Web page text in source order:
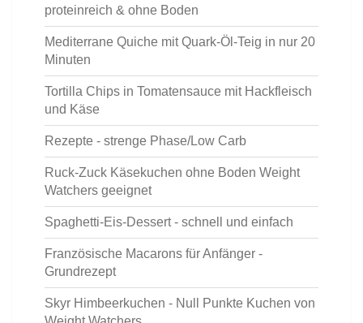
proteinreich & ohne Boden
Mediterrane Quiche mit Quark-Öl-Teig in nur 20
Minuten
Tortilla Chips in Tomatensauce mit Hackfleisch
und Käse
Rezepte - strenge Phase/Low Carb
Ruck-Zuck Käsekuchen ohne Boden Weight
Watchers geeignet
Spaghetti-Eis-Dessert - schnell und einfach
Französische Macarons für Anfänger -
Grundrezept
Skyr Himbeerkuchen - Null Punkte Kuchen von